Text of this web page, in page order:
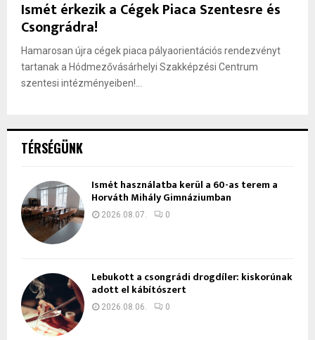
Ismét érkezik a Cégek Piaca Szentesre és
Csongrádra!
Hamarosan újra cégek piaca pályaorientációs rendezvényt
tartanak a Hódmezővásárhelyi Szakképzési Centrum
szentesi intézményeiben!...
TÉRSÉGÜNK
Ismét használatba kerül a 60-as terem a
Horváth Mihály Gimnáziumban
2026.08.07. 0
Lebukott a csongrádi drogdíler: kiskorúnak
adott el kábítószert
2026.08.06. 0